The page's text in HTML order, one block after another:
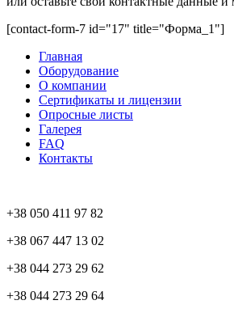
[contact-form-7 id="17" title="Форма_1"]
Главная
Оборудование
О компании
Сертификаты и лицензии
Опросные листы
Галерея
FAQ
Контакты
+38 050 411 97 82
+38 067 447 13 02
+38 044 273 29 62
+38 044 273 29 64